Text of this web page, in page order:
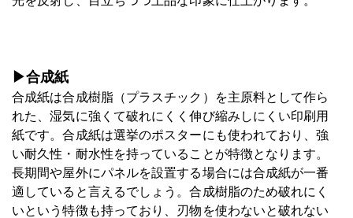
▶合成紙
合成紙は合成樹脂（プラスチック）を主原料として作ら
れた、湿気に強くて破れにくく伸び縮みしにくい印刷用
紙です。合成紙は選挙のポスターにも使われており、強
い耐久性・耐水性を持っていることが特徴となります。
長期間や屋外にパネルを設置する場合には合成紙が一番
適していると言えるでしょう。合成樹脂のため破れにく
いという特徴も持っており、刃物を使わないと破れない